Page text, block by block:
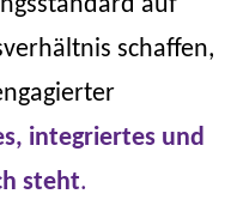
schaffen,
integriertes und
steht.